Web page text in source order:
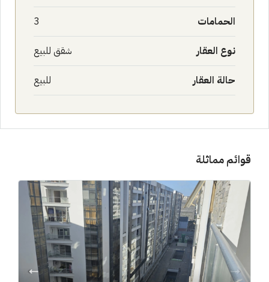
الحمامات 3
نوع العقار شقق للبيع
حالة العقار للبيع
قوائم مماثلة